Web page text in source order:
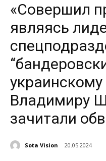
«Совершил
являясь
Владимиру
зачитали
Sota Vision 20.05.2024